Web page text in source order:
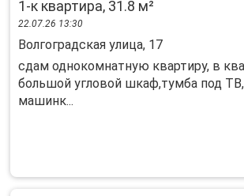
1-к квартира, 31.8 м²
22.07.26 13:30
Волгоградская улица, 17
сдам однокомнатную квартиру, в
большой угловой шкаф,тумба под
машинк...